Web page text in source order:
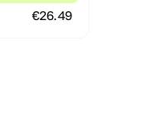
€26.49